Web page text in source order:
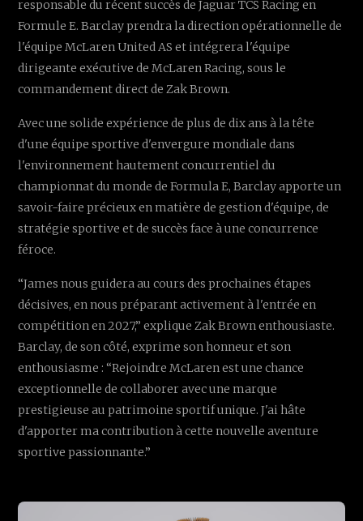
responsable du récent succès de Jaguar TCS Racing en
Formule E. Barclay prendra la direction opérationnelle de
l'équipe McLaren United AS et intégrera l'équipe
dirigeante exécutive de McLaren Racing, sous le
commandement direct de Zak Brown.
Avec une solide expérience de plus de dix ans à la tête
d'une équipe sportive d'envergure mondiale dans
l'environnement hautement concurrentiel du
championnat du monde de Formula E, Barclay apporte un
savoir-faire précieux en matière de gestion d'équipe, de
stratégie sportive et de succès face à une concurrence
féroce.
“James nous guidera au cours des prochaines étapes
décisives, en nous préparant activement à l'entrée en
compétition en 2027,” explique Zak Brown enthousiaste.
Barclay, de son côté, exprime son honneur et son
enthousiasme : “Rejoindre McLaren est une chance
exceptionnelle de collaborer avec une marque
prestigieuse au patrimoine sportif unique. J'ai hâte
d'apporter ma contribution à cette nouvelle aventure
sportive passionnante.”